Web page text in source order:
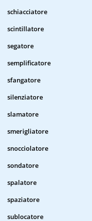
schiacciatore
scintillatore
segatore
semplificatore
sfangatore
silenziatore
slamatore
smerigliatore
snocciolatore
sondatore
spalatore
spaziatore
sublocatore